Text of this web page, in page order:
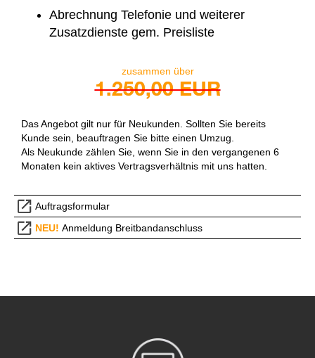
Abrechnung Telefonie und weiterer
Zusatzdienste gem. Preisliste
zusammen über
1.250,00 EUR
Das Angebot gilt nur für Neukunden. Sollten Sie bereits
Kunde sein, beauftragen Sie bitte einen Umzug.
Als Neukunde zählen Sie, wenn Sie in den vergangenen 6
Monaten kein aktives Vertragsverhältnis mit uns hatten.
Auftragsformular
NEU! Anmeldung Breitbandanschluss